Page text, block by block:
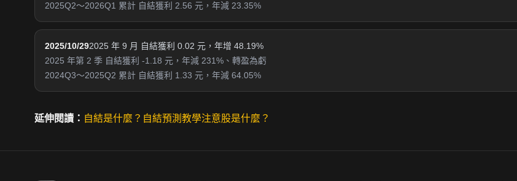
2025Q2～2026Q1 累計 自結獲利 2.56 元，年減 23.35%
2025/10/292025 年 9 月 自結獲利 0.02 元，年增 48.19%
2025 年第 2 季 自結獲利 -1.18 元，年減 231%、轉盈為虧
2024Q3～2025Q2 累計 自結獲利 1.33 元，年減 64.05%
延伸閱讀： 自結是什麼？ 自結預測教學注意股是什麼？